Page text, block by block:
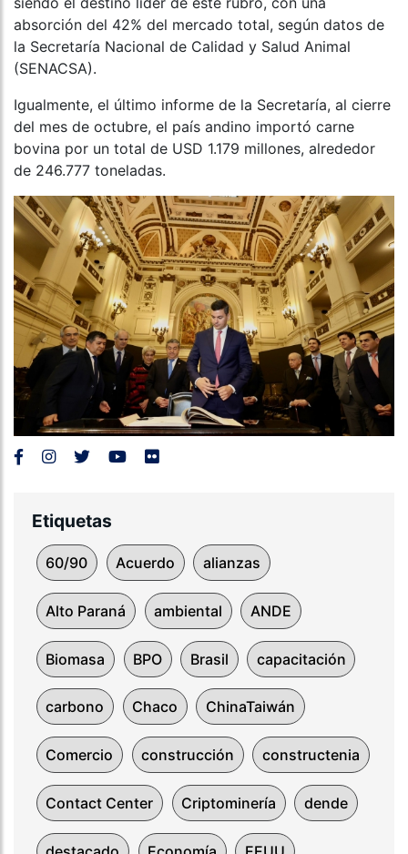
absorción del 42% del mercado total, según datos de
la Secretaría Nacional de Calidad y Salud Animal
(SENACSA).
Igualmente, el último informe de la Secretaría, al cierre
del mes de octubre, el país andino importó carne
bovina por un total de USD 1.179 millones, alrededor
de 246.777 toneladas.
Etiquetas
60/90 Acuerdo alianzas
Alto Paraná ambiental ANDE
Biomasa BPO Brasil capacitación
carbono Chaco ChinaTaiwán
Comercio construcción constructenia
Contact Center Criptominería dende